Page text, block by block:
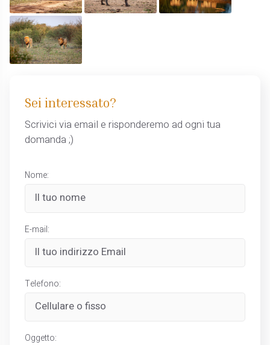
Sei interessato?
Scrivici via email e risponderemo ad ogni tua
domanda ;)
Nome:
E-mail:
Telefono:
Oggetto: